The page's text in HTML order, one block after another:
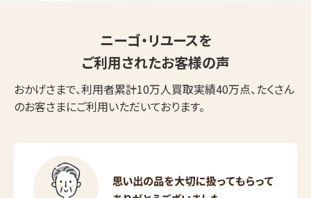
ニーゴ・リユースを
ご利用されたお客様の声
おかげさまで、利用者累計10万人買取実績40万点、たくさん
のお客さまにご利用いただいております。